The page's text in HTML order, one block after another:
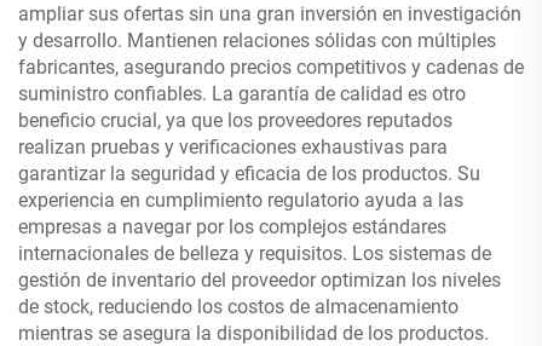
ampliar sus ofertas sin una gran inversión en investigación
y desarrollo. Mantienen relaciones sólidas con múltiples
fabricantes, asegurando precios competitivos y cadenas de
suministro confiables. La garantía de calidad es otro
beneficio crucial, ya que los proveedores reputados
realizan pruebas y verificaciones exhaustivas para
garantizar la seguridad y eficacia de los productos. Su
experiencia en cumplimiento regulatorio ayuda a las
empresas a navegar por los complejos estándares
internacionales de belleza y requisitos. Los sistemas de
gestión de inventario del proveedor optimizan los niveles
de stock, reduciendo los costos de almacenamiento
mientras se asegura la disponibilidad de los productos.